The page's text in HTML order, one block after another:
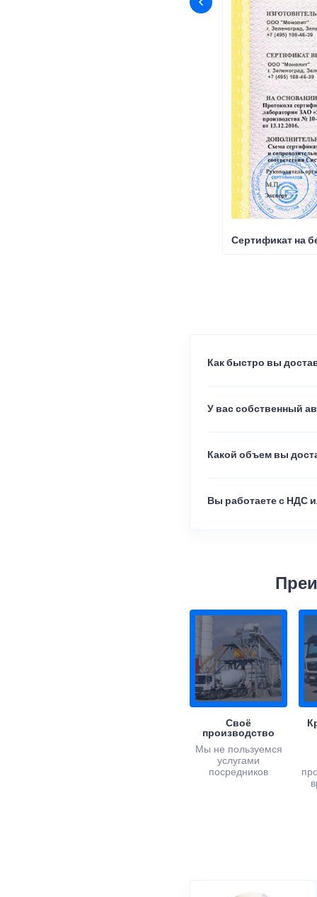
Сертификат на
Как быстро вы
У вас собственный
Какой объем вы
Вы работаете с НДС
Своё
производство
Мы не пользуемся
услугами
посредников